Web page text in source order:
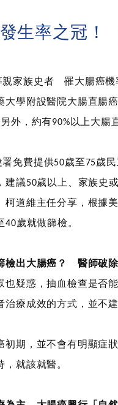
生率之冠！
家族史者 罹大腸癌機
大學附設醫院大腸直腸
外，約有90% 以上大腸
免費提供50歲至75歲
建議50歲以上、家族史
柯道維主任分享，根據
40歲就做篩檢。
檢出大腸癌？ 醫師破
也疑惑，抽血檢查是否
治療成效的方式，並不
初期，並不會有明顯症
，就該就醫。